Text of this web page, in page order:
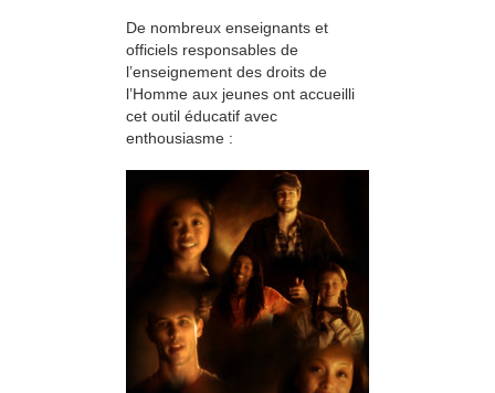
De nombreux enseignants et
officiels responsables de
l’enseignement des droits de
l’Homme aux jeunes ont accueilli
cet outil éducatif avec
enthousiasme :